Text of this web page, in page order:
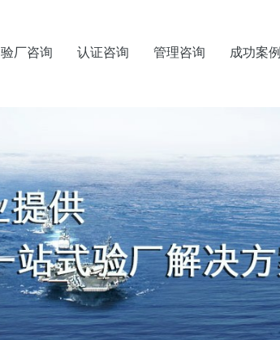
验厂咨询 认证咨询 管理咨询 成功案例